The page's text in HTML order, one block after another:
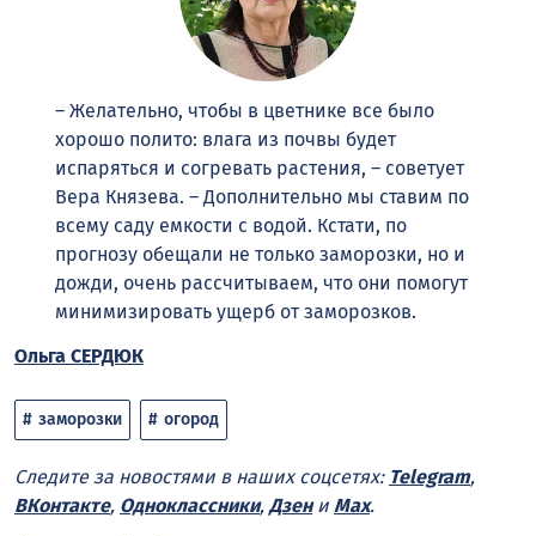
– Желательно, чтобы в цветнике все было
хорошо полито: влага из почвы будет
испаряться и согревать растения, – советует
Вера Князева. – Дополнительно мы ставим по
всему саду емкости с водой. Кстати, по
прогнозу обещали не только заморозки, но и
дожди, очень рассчитываем, что они помогут
минимизировать ущерб от заморозков.
Ольга СЕРДЮК
заморозки огород
Следите за новостями в наших соцсетях: Telegram,
ВКонтакте, Одноклассники, Дзени Max.